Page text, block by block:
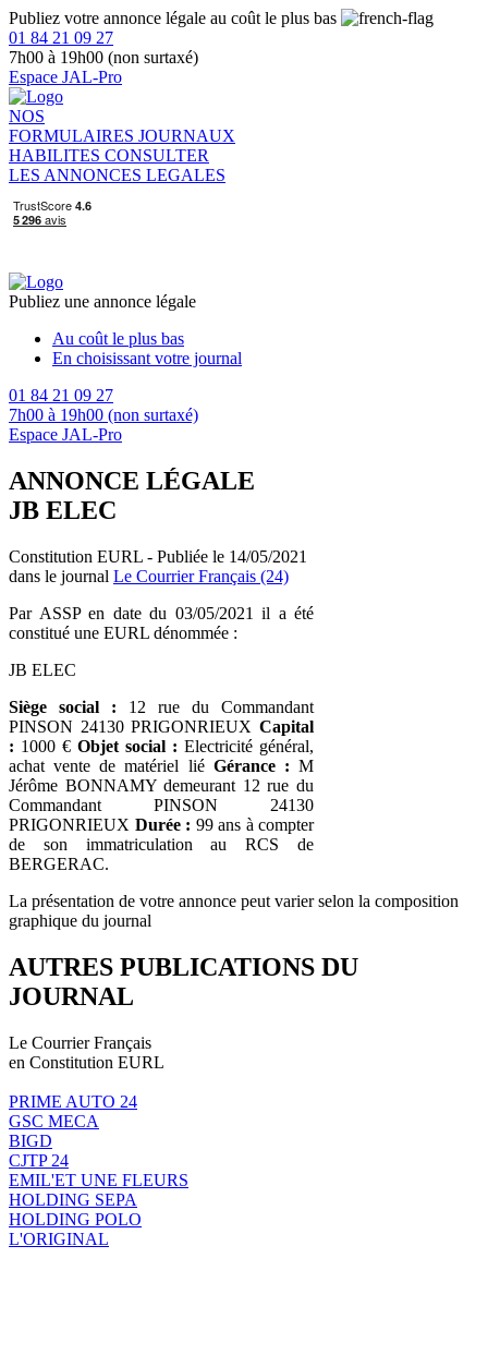
Publiez votre annonce légale au coût le plus bas
01 84 21 09 27
7h00 à 19h00 (non surtaxé)
Espace JAL-Pro
NOS
FORMULAIRES JOURNAUX
HABILITES CONSULTER
LES ANNONCES LEGALES
Publiez une annonce légale
Au coût le plus bas
En choisissant votre journal
01 84 21 09 27
7h00 à 19h00 (non surtaxé)
Espace JAL-Pro
ANNONCE LÉGALE
JB ELEC
Constitution EURL - Publiée le 14/05/2021
dans le journal Le Courrier Français (24)
Par ASSP en date du 03/05/2021 il a été
constitué une EURL dénommée :
JB ELEC
Siège social : 12 rue du Commandant
PINSON 24130 PRIGONRIEUX Capital
: 1000 € Objet social : Electricité général,
achat vente de matériel lié Gérance : M
Jérôme BONNAMY demeurant 12 rue du
Commandant PINSON 24130
PRIGONRIEUX Durée : 99 ans à compter
de son immatriculation au RCS de
BERGERAC.
La présentation de votre annonce peut varier selon la composition
graphique du journal
AUTRES PUBLICATIONS DU
JOURNAL
Le Courrier Français
en Constitution EURL
PRIME AUTO 24
GSC MECA
BIGD
CJTP 24
EMIL'ET UNE FLEURS
HOLDING SEPA
HOLDING POLO
L'ORIGINAL